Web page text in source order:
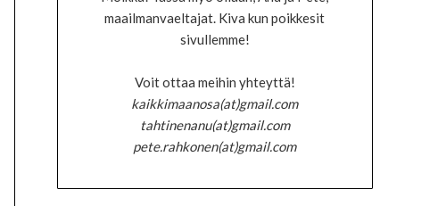
maailmanvaeltajat. Kiva kun poikkesit
sivullemme!
Voit ottaa meihin yhteyttä!
kaikkimaanosa(at)gmail.com
tahtinenanu(at)gmail.com
pete.rahkonen(at)gmail.com